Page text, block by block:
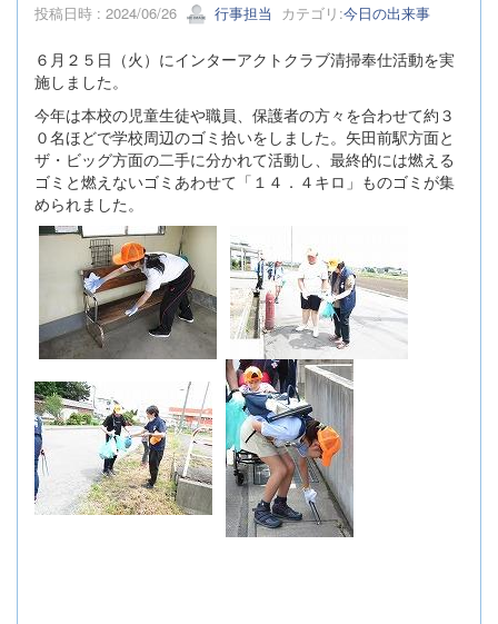
投稿日時 : 2024/06/26 行事担当 カテゴリ:今日の出来事
６月２５日（火）にインターアクトクラブ清掃奉仕活動を実
施しました。
今年は本校の児童生徒や職員、保護者の方々を合わせて約３
０名ほどで学校周辺のゴミ拾いをしました。矢田前駅方面と
ザ・ビッグ方面の二手に分かれて活動し、最終的には燃える
ゴミと燃えないゴミあわせて「１４．４キロ」ものゴミが集
められました。